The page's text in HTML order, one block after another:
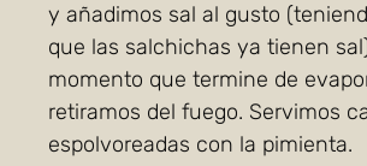
y añadimos sal al gusto
que las salchichas ya tienen
momento que termine de
retiramos del fuego. Servimos
espolvoreadas con la pimienta.